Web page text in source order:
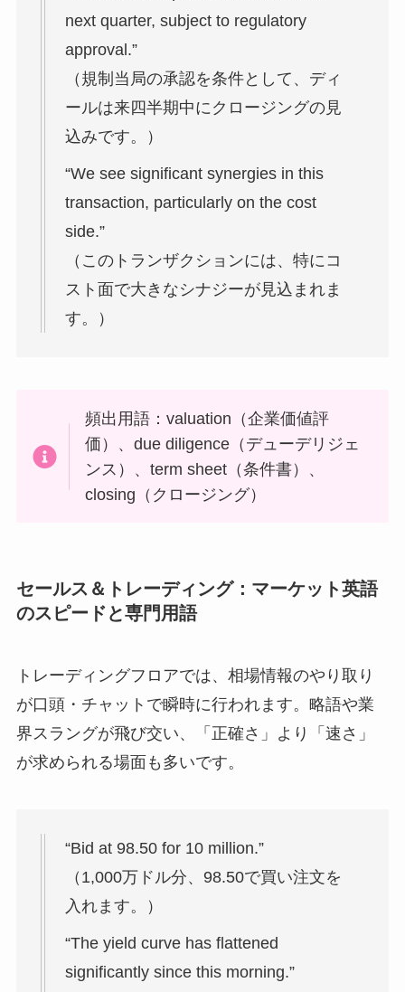
next quarter, subject to regulatory
approval.”
（規制当局の承認を条件として、ディ
ールは来四半期中にクロージングの見
込みです。）
“We see significant synergies in this
transaction, particularly on the cost
side.”
（このトランザクションには、特にコ
スト面で大きなシナジーが見込まれま
す。）
頻出用語：valuation（企業価値評
価）、due diligence（デューデリジェ
ンス）、term sheet（条件書）、
closing（クロージング）
セールス＆トレーディング：マーケット英語
のスピードと専門用語
トレーディングフロアでは、相場情報のやり取り
が口頭・チャットで瞬時に行われます。略語や業
界スラングが飛び交い、「正確さ」より「速さ」
が求められる場面も多いです。
“Bid at 98.50 for 10 million.”
（1,000万ドル分、98.50で買い注文を
入れます。）
“The yield curve has flattened
significantly since this morning.”